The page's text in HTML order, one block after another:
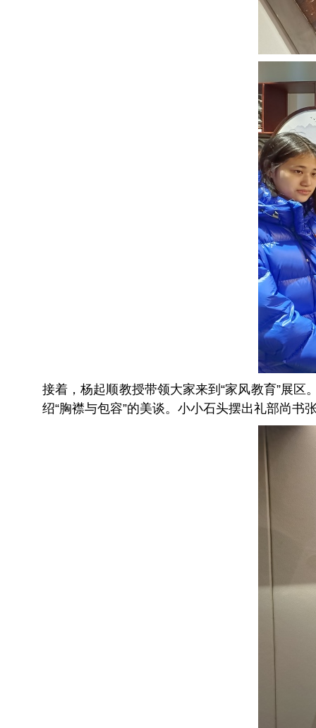
接着，杨起顺教授带领大家来到“家风教育”展
绍“胸襟与包容”的美谈。小小石头摆出礼部尚书